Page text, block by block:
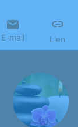
E-mail Lien